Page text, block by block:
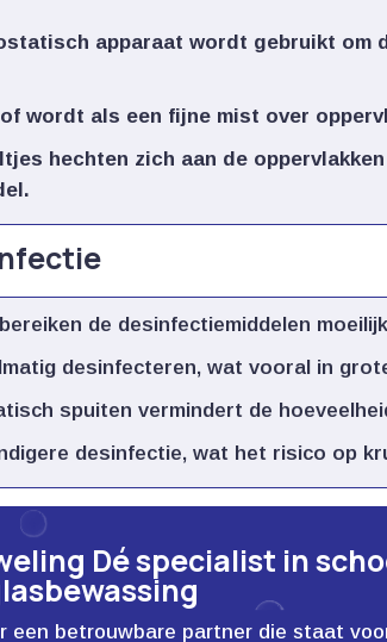
apparaat wordt gebruikt om
wordt als een fijne mist over
hechten zich aan de
de desinfectiemiddelen
desinfecteren, wat vooral in
spuiten vermindert de
desinfectie, wat het risico op
Dé specialist in
een betrouwbare partner die staat